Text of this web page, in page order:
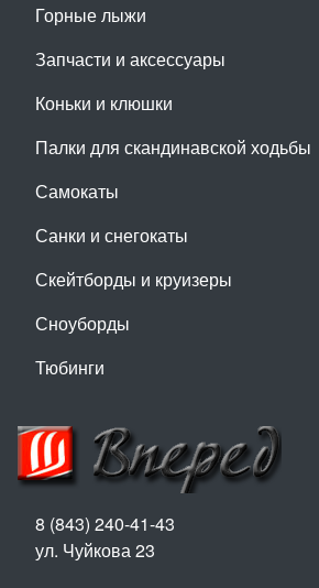
Горные лыжи
Запчасти и аксессуары
Коньки и клюшки
Палки для скандинавской ходьбы
Самокаты
Санки и снегокаты
Скейтборды и круизеры
Сноуборды
Тюбинги
8 (843) 240-41-43
ул. Чуйкова 23